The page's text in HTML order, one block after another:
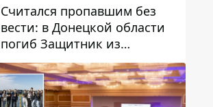
Считался пропавшим без
вести: в Донецкой области
погиб Защитник из
Каменского Антон
Красовский